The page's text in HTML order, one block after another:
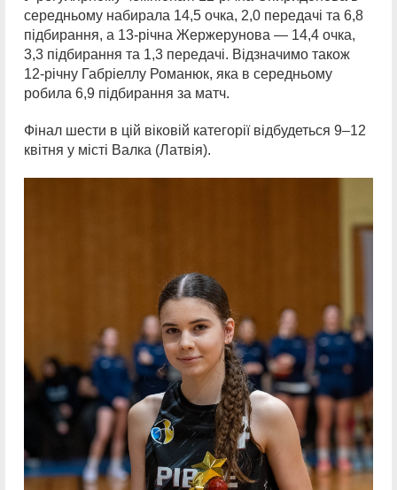
середньому набирала 14,5 очка, 2,0 передачі та 6,8
підбирання, а 13-річна Жержерунова — 14,4 очка,
3,3 підбирання та 1,3 передачі. Відзначимо також
12-річну Габріеллу Романюк, яка в середньому
робила 6,9 підбирання за матч.
Фінал шести в цій віковій категорії відбудеться 9–12
квітня у місті Валка (Латвія).